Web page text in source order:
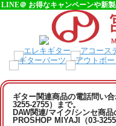
LINE＠ お得なキャンペーンや新
ギター関連商品の電話問い
3255-2755）まで。
DAW関連/マイク/シンセ商
PROSHOP MIYAJI（03-